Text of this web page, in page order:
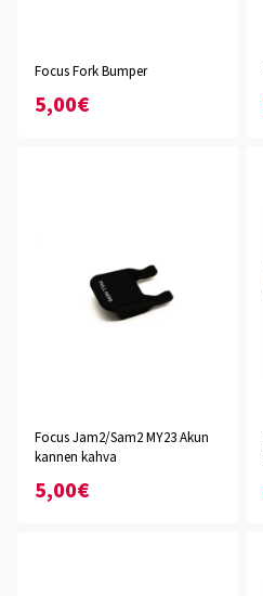
Focus Fork Bumper
5,00€
Focus Jam2/Sam2 MY23 Akun
kannen kahva
5,00€